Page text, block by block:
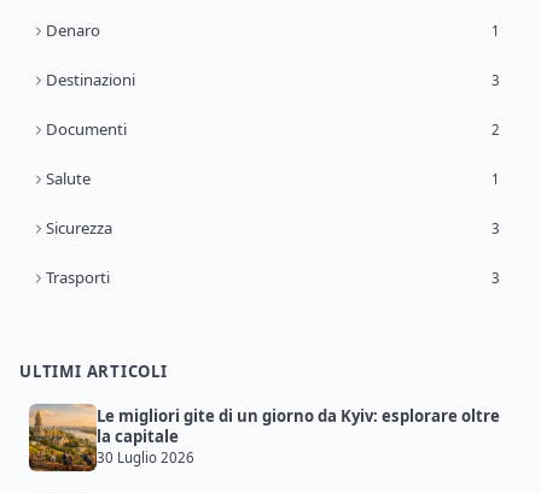
Denaro 1
Destinazioni 3
Documenti 2
Salute 1
Sicurezza 3
Trasporti 3
ULTIMI ARTICOLI
Le migliori gite di un giorno da Kyiv: esplorare oltre
la capitale
30 Luglio 2026